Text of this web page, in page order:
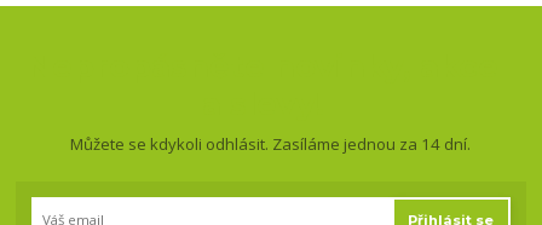
Můžete se kdykoli odhlásit. Zasíláme jednou za 14 dní.
Přihlásit se